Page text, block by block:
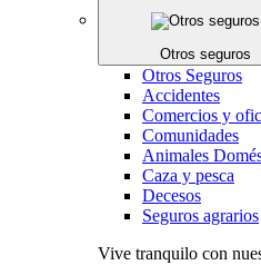
Otros seguros
Otros Seguros
Accidentes
Comercios y
Comunidades
Animales
Caza y pesca
Decesos
Seguros agrarios
Vive tranquilo con